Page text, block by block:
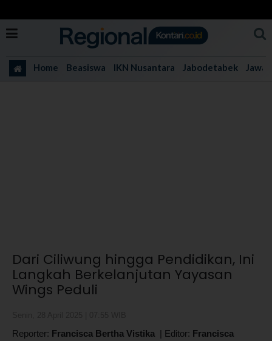
Home Beasiswa IKN Nusantara Jabodetabek Jawa
Dari Ciliwung hingga Pendidikan, Ini
Langkah Berkelanjutan Yayasan
Wings Peduli
Reporter: Francisca Bertha Vistika | Editor: Francisca